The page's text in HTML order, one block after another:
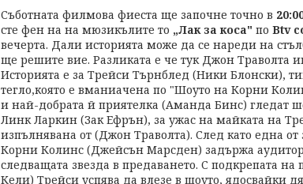
Съботната филмова фиеста ще започне точно в
сте фен на на мюзикълите то „Лак за коса" по Btv
вечерта. Дали историята може да се нареди на
ще решите вие. Разликата е че тук Джон Траволта
Историята е за Трейси Търнблед (Ники Блонски),
тегло,която е вманиачена по "Шоуто на Корни
и най-добрата й приятелка (Аманда Бинс) гледат
Линк Ларкин (Зак Ефрън), за ужас на майката на
изпълнявана от (Джон Траволта). След като една от
Корни Колинс (Джейсън Марсден) задържа
следващата звезда в предаването. С подкрепата
Кели) Трейси успява да влезе в шоуто, ядосвайки